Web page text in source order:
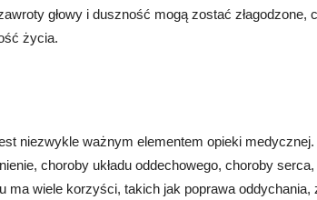
głowy i duszność mogą zostać złagodzone,
życia.
niezwykle ważnym elementem opieki
choroby układu oddechowego, choroby
ma wiele korzyści, takich jak poprawa oddychania,